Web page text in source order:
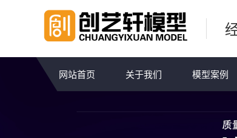
网站首页 关于我们 模型案例